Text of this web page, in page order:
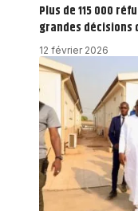
Plus de 115 000
grandes décisions
12 février 2026